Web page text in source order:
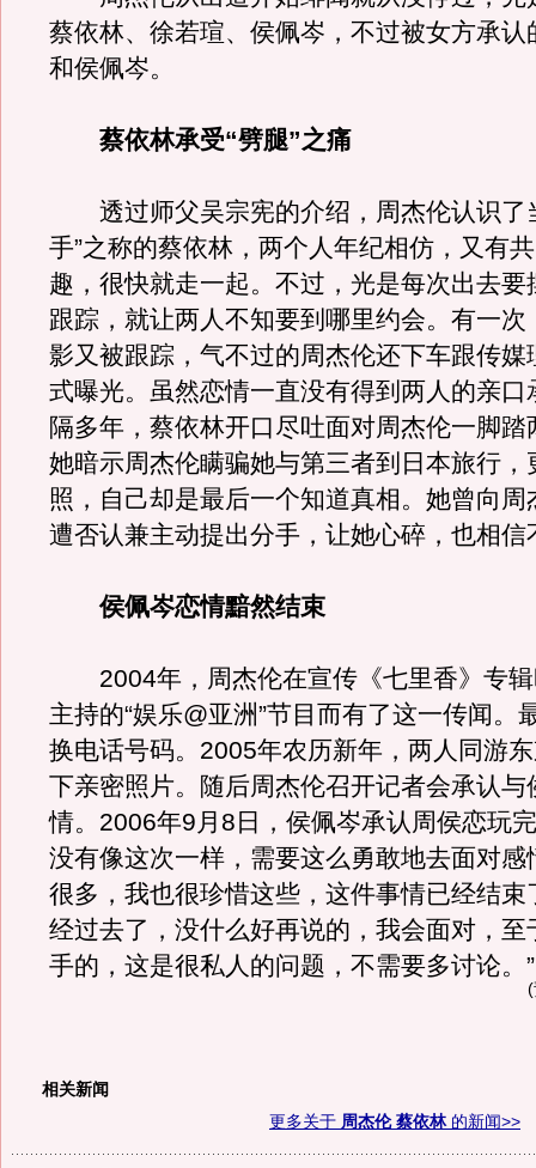
蔡依林、徐若瑄、侯佩岑，不过被女方承认
和侯佩岑。
蔡依林承受“劈腿”之痛
透过师父吴宗宪的介绍，周杰伦认识了
手”之称的蔡依林，两个人年纪相仿，又有
趣，很快就走一起。不过，光是每次出去要
跟踪，就让两人不知要到哪里约会。有一次
影又被跟踪，气不过的周杰伦还下车跟传媒
式曝光。虽然恋情一直没有得到两人的亲口
隔多年，蔡依林开口尽吐面对周杰伦一脚踏
她暗示周杰伦瞒骗她与第三者到日本旅行，
照，自己却是最后一个知道真相。她曾向周
遭否认兼主动提出分手，让她心碎，也相信
侯佩岑恋情黯然结束
2004年，周杰伦在宣传《七里香》专辑
主持的“娱乐@亚洲”节目而有了这一传闻。
换电话号码。2005年农历新年，两人同游
下亲密照片。随后周杰伦召开记者会承认与
情。2006年9月8日，侯佩岑承认周侯恋玩
没有像这次一样，需要这么勇敢地去面对感
很多，我也很珍惜这些，这件事情已经结束
经过去了，没什么好再说的，我会面对，至
手的，这是很私人的问题，不需要多讨论。”
相关新闻
更多关于 周杰伦 蔡依林的新闻>>